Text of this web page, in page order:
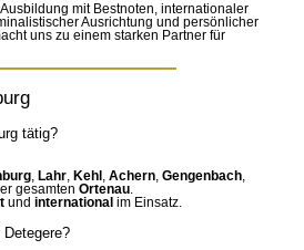
mit Bestnoten, internationaler
Ausrichtung und persönlicher
uns zu einem starken Partner für
tätig?
Lahr Kehl Achern Gengenbach
gesamten Ortenau
und international im Einsatz.